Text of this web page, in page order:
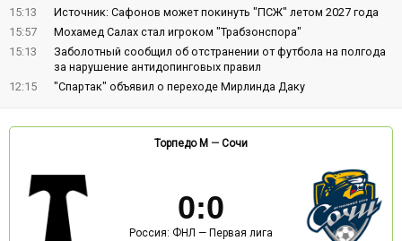
15:13
Источник: Сафонов может покинуть "ПСЖ" летом 2027 года
15:57
Мохамед Салах стал игроком "Трабзонспора"
15:13
Заболотный сообщил об отстранении от футбола на полгода
за нарушение антидопинговых правил
12:15
"Спартак" объявил о переходе Мирлинда Даку
Торпедо М — Сочи
0:0
Россия: ФНЛ — Первая лига